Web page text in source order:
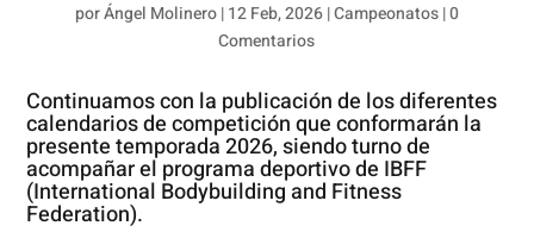
porÁngel Molinero|12 Feb, 2026|Campeonatos|0
Comentarios
Continuamos con la publicación de los diferentes
calendarios de competición que conformarán la
presente temporada 2026, siendo turno de
acompañar el programa deportivo de IBFF
(International Bodybuilding and Fitness
Federation).